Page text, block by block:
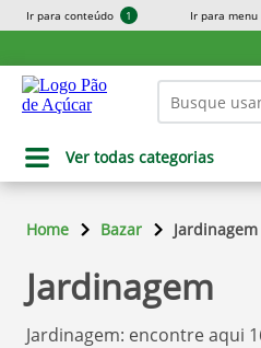
Ir para conteúdo 1 Ir para menu
Ver todas categorias
Home Bazar Jardinagem
Jardinagem
Jardinagem: encontre aqui